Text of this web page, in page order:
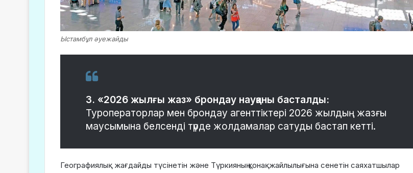
Ыстамбұл әуежайды
3. «2026 жылғы жаз» брондау науқаны басталды:
Туроператорлар мен брондау агенттіктері 2026 жылдың жазғы
маусымына белсенді түрде жолдамалар сатуды бастап кетті.
Географиялық жағдайды түсінетін және Түркияның қонақжайлылығына сенетін саяхатшылар